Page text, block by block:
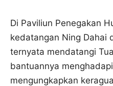
Di Paviliun Penegakan
kedatangan Ning Dahai
ternyata mendatangi
bantuannya
mengungkapkan